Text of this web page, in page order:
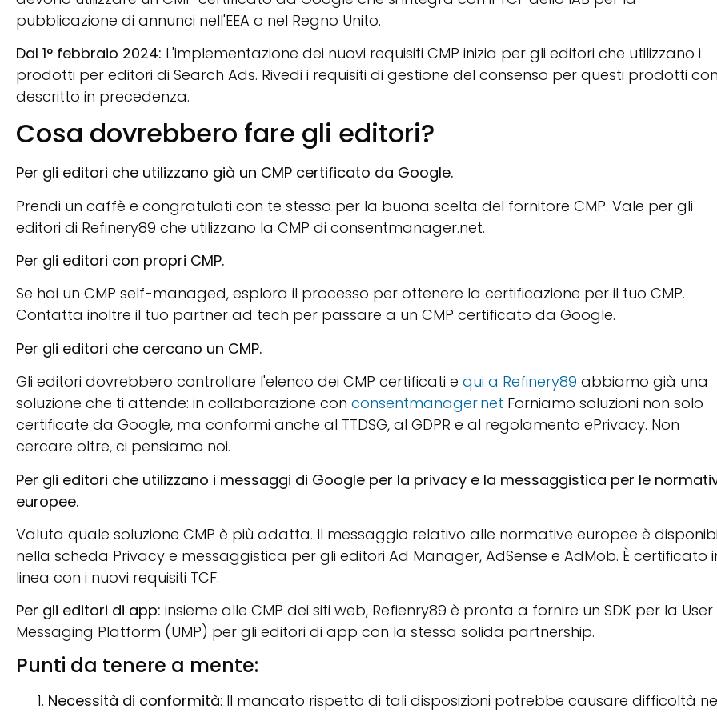
pubblicazione di annunci nell'EEA o nel Regno Unito.
Dal 1° febbraio 2024: L'implementazione dei nuovi requisiti CMP inizia per gli editori che utilizzano i
prodotti per editori di Search Ads. Rivedi i requisiti di gestione del consenso per questi prodotti
descritto in precedenza.
Cosa dovrebbero fare gli editori?
Per gli editori che utilizzano già un CMP certificato da Google.
Prendi un caffè e congratulati con te stesso per la buona scelta del fornitore CMP. Vale per gli
editori di Refinery89 che utilizzano la CMP di consentmanager.net.
Per gli editori con propri CMP.
Se hai un CMP self-managed, esplora il processo per ottenere la certificazione per il tuo CMP.
Contatta inoltre il tuo partner ad tech per passare a un CMP certificato da Google.
Per gli editori che cercano un CMP.
Gli editori dovrebbero controllare l'elenco dei CMP certificati e qui a Refinery89 abbiamo già una
soluzione che ti attende: in collaborazione con consentmanager.net Forniamo soluzioni non solo
certificate da Google, ma conformi anche al TTDSG, al GDPR e al regolamento ePrivacy. Non
cercare oltre, ci pensiamo noi.
Per gli editori che utilizzano i messaggi di Google per la privacy e la messaggistica per le
europee.
Valuta quale soluzione CMP è più adatta. Il messaggio relativo alle normative europee è
nella scheda Privacy e messaggistica per gli editori Ad Manager, AdSense e AdMob. È certificato
linea con i nuovi requisiti TCF.
Per gli editori di app: insieme alle CMP dei siti web, Refienry89 è pronta a fornire un SDK per la User
Messaging Platform (UMP) per gli editori di app con la stessa solida partnership.
Punti da tenere a mente:
Necessità di conformità: Il mancato rispetto di tali disposizioni potrebbe causare difficoltà